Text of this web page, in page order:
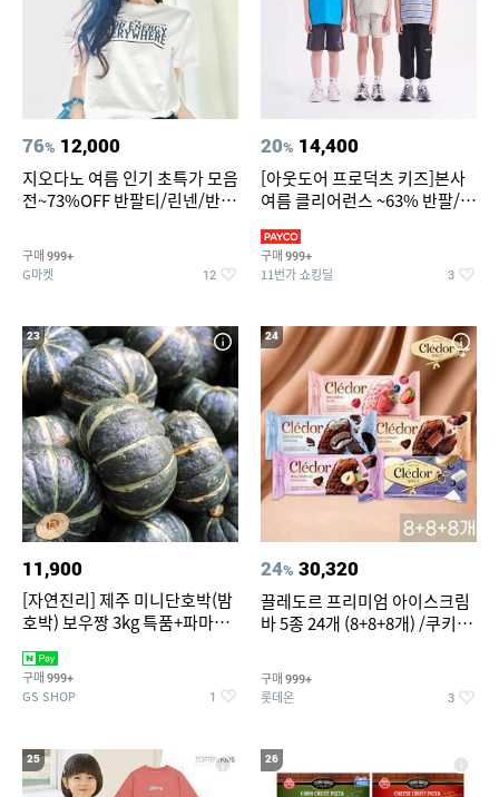
76% 12,000
지오다노 여름 인기 초특가 모음
전~73%OFF 반팔티/린넨/반바
구매 999+
G마켓 12
20% 14,400
[아웃도어 프로덕츠 키즈]본사
여름 클리어런스 ~63% 반팔/반
구매 999+
11번가 쇼킹딜 3
23
11,900
[자연진리] 제주 미니단호박(밤
호박) 보우짱 3kg 특품+파마산
구매 999+
GS SHOP 1
24
24% 30,320
끌레도르 프리미엄 아이스크림
바 5종 24개 (8+8+8개) /쿠키앤
구매 999+
롯데온 3
25 26